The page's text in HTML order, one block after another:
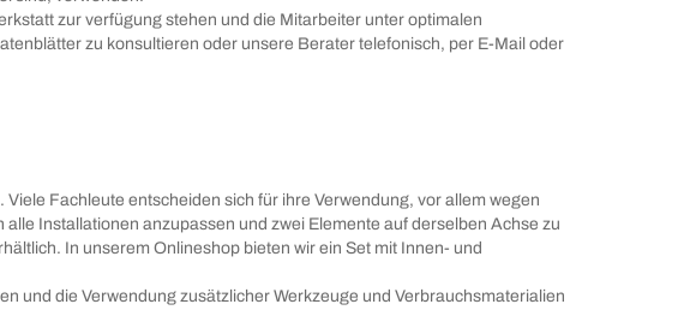
zur verfügung stehen und die Mitarbeiter unter optimalen
zu konsultieren oder unsere Berater telefonisch, per E-Mail oder
Fachleute entscheiden sich für ihre Verwendung, vor allem wegen
Installationen anzupassen und zwei Elemente auf derselben Achse zu
In unserem Onlineshop bieten wir ein Set mit Innen- und
und die Verwendung zusätzlicher Werkzeuge und Verbrauchsmaterialien